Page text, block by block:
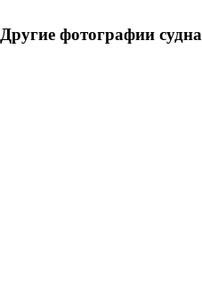
Другие фотографии судна